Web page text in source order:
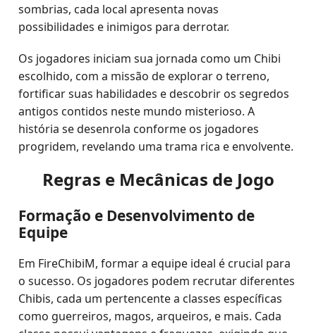
sombrias, cada local apresenta novas
possibilidades e inimigos para derrotar.
Os jogadores iniciam sua jornada como um Chibi
escolhido, com a missão de explorar o terreno,
fortificar suas habilidades e descobrir os segredos
antigos contidos neste mundo misterioso. A
história se desenrola conforme os jogadores
progridem, revelando uma trama rica e envolvente.
Regras e Mecânicas de Jogo
Formação e Desenvolvimento de
Equipe
Em FireChibiM, formar a equipe ideal é crucial para
o sucesso. Os jogadores podem recrutar diferentes
Chibis, cada um pertencente a classes específicas
como guerreiros, magos, arqueiros, e mais. Cada